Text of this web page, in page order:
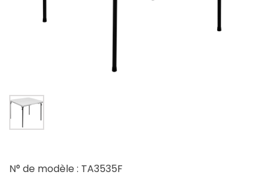
N° de modèle : TA3535F